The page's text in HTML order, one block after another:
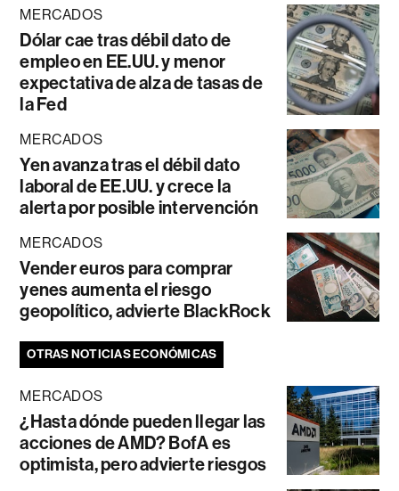
MERCADOS
Dólar cae tras débil dato de
empleo en EE.UU. y menor
expectativa de alza de tasas de
la Fed
MERCADOS
Yen avanza tras el débil dato
laboral de EE.UU. y crece la
alerta por posible intervención
MERCADOS
Vender euros para comprar
yenes aumenta el riesgo
geopolítico, advierte BlackRock
OTRAS NOTICIAS ECONÓMICAS
MERCADOS
¿Hasta dónde pueden llegar las
acciones de AMD? BofA es
optimista, pero advierte riesgos